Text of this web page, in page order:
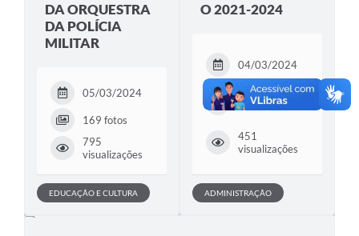
DA ORQUESTRA
DA POLÍCIA
MILITAR
05/03/2024
169 fotos
795
visualizações
EDUCAÇÃO E CULTURA
O 2021-2024
04/03/2024
208 fotos
451
visualizações
ADMINISTRAÇÃO